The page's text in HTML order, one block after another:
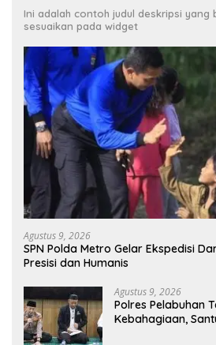
Ini adalah contoh judul deskripsi yang
sesuaikan pada widget
Agustus 9, 2026
SPN Polda Metro Gelar Ekspedisi
Presisi dan Humanis
Agustus 9, 2026
Polres Pelabuhan
Kebahagiaan,